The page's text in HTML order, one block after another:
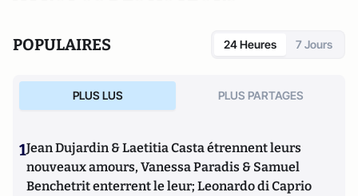
POPULAIRES 24 Heures 7 Jours
PLUS LUS PLUS PARTAGES
1Jean Dujardin & Laetitia Casta étrennent leurs
nouveaux amours, Vanessa Paradis & Samuel
Benchetrit enterrent le leur; Leonardo di Caprio